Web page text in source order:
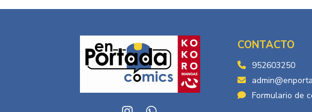
CONTACTO
952603250
Formulario de